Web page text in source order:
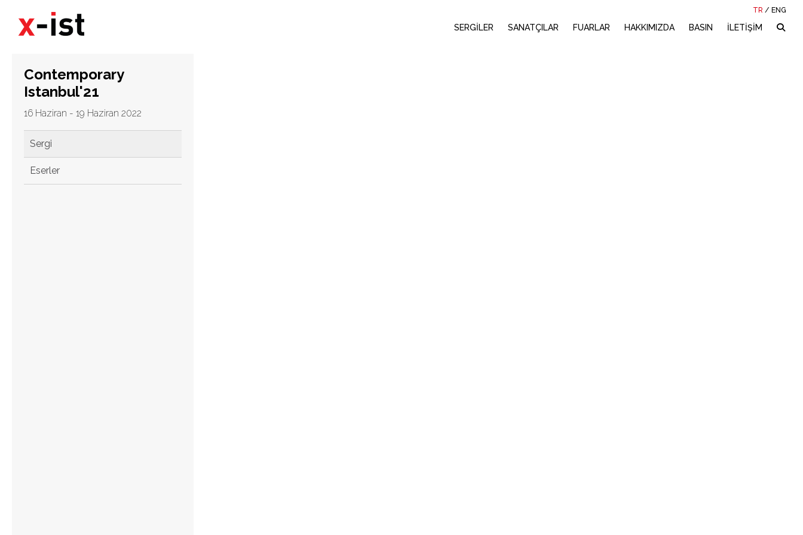
TR / ENG
SERGİLER SANATÇILAR FUARLAR HAKKIMIZDA BASIN İLETİŞİM
Contemporary
Istanbul'21
16 Haziran - 19 Haziran 2022
Sergi
Eserler